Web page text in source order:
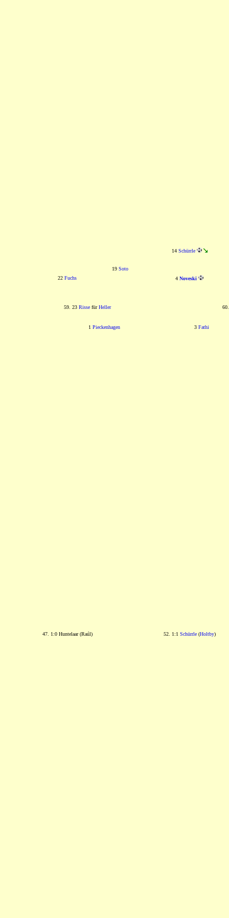
14 Schürrle
19 Soto
22 Fuchs 4 Noveski
59. 23 Risse fürHeller
1 Pieckenhagen 3 Fathi
47. 1:0 Huntelaar (Raúl) 52. 1:1 Schürrle(Holtby)